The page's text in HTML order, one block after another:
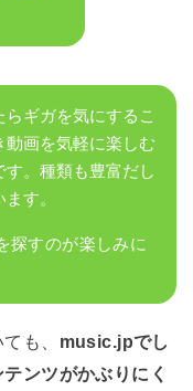
ギガを気にするこ
動画を気軽に楽しむ
す。種類も豊富だし
す。
探すのが楽しみに
も、 music.jpでし
ンツがかぶりにく